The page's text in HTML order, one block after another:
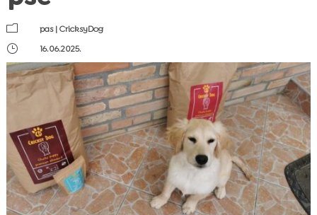
m pas|CricksyDog
}
16.06.2025.